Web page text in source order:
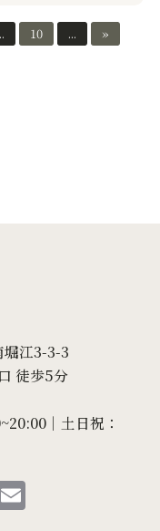
10 ...
»
江3-3-3
徒歩5分
｜土日祝：